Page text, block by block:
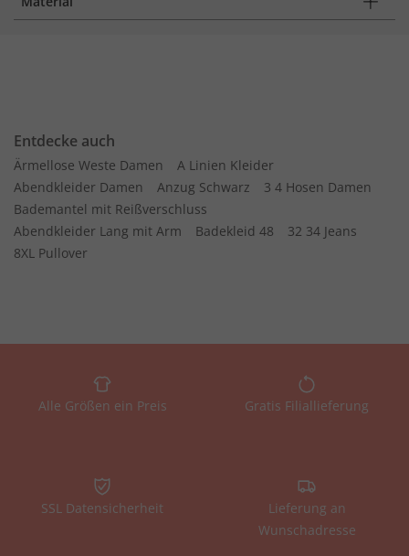
Entdecke auch
Ärmellose Weste Damen
A Linien Kleider
Abendkleider Damen
Anzug Schwarz
3 4 Hosen Damen
Bademantel mit Reißverschluss
Abendkleider Lang mit Arm
Badekleid 48
32 34 Jeans
8XL Pullover
Alle Größen ein Preis Gratis Filiallieferung
SSL Datensicherheit
Lieferung an
Wunschadresse